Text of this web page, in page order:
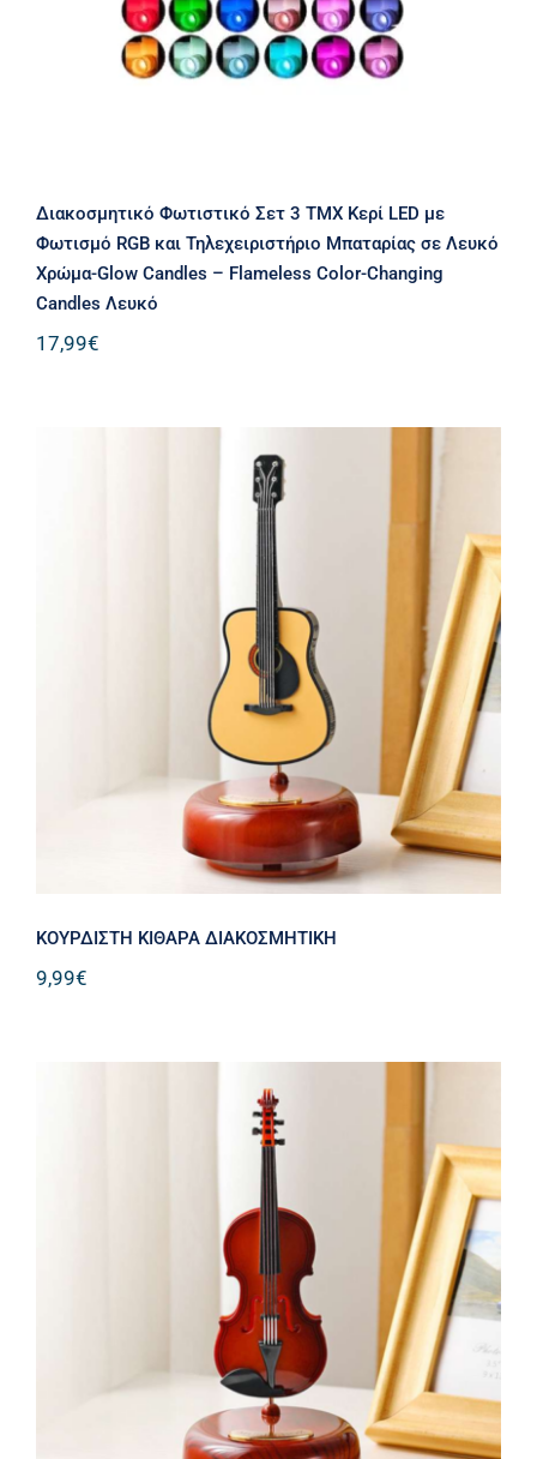
Διακοσμητικό Φωτιστικό Σετ 3 ΤΜΧ Κερί LED με
Φωτισμό RGB και Τηλεχειριστήριο Μπαταρίας σε Λευκό
Χρώμα-Glow Candles – Flameless Color-Changing
Candles Λευκό
17,99€
ΚΟΥΡΔΙΣΤΗ ΚΙΘΑΡΑ ΔΙΑΚΟΣΜΗΤΙΚΗ
ΚΟΥΡΔΙΣΤΗ ΚΙΘΑΡΑ ΔΙΑΚΟΣΜΗΤΙΚΗ
9,99€
ΚΟΥΡΔΙΣΤΟ ΒΙΟΛΙ ΔΙΑΚΟΣΜΗΤΙΚΗ